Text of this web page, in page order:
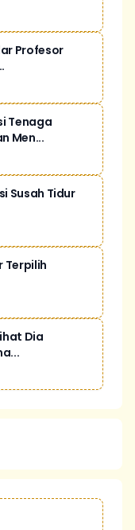
Profesor
Tenaga
Men...
Susah Tidur
Terpilih
Dia